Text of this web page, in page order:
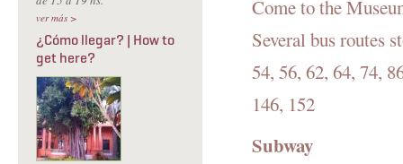
ver más >
¿Cómo llegar? | How to
get here?
Come to the
Several bus routes
54, 56, 62, 64, 74,
146, 152
Subway